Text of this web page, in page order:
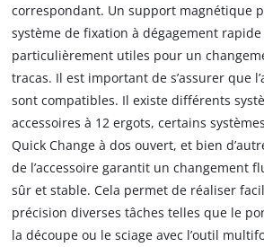
correspondant. Un support magnétique
système de fixation à dégagement
particulièrement utiles pour un
tracas. Il est important de s’assurer que
sont compatibles. Il existe différents
accessoires à 12 ergots, certains
Quick Change à dos ouvert, et bien
de l’accessoire garantit un changement
sûr et stable. Cela permet de réaliser
précision diverses tâches telles que le
la découpe ou le sciage avec l’outil